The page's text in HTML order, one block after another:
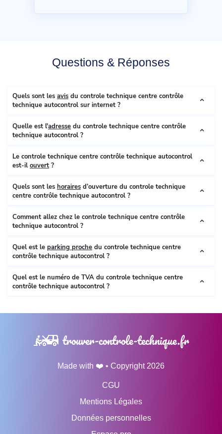
Questions & Réponses
Quels sont les avis du controle technique centre contrôle
technique autocontrol sur internet ?
Quelle est l'adresse du controle technique centre contrôle
technique autocontrol ?
Le controle technique centre contrôle technique autocontrol
est-il ouvert ?
Quels sont les horaires d’ouverture du controle technique
centre contrôle technique autocontrol ?
Comment allez chez le controle technique centre contrôle
technique autocontrol ?
Quel est le parking proche du controle technique centre
contrôle technique autocontrol ?
Quel est le numéro de TVA du controle technique centre
contrôle technique autocontrol ?
trouver-controle-technique.fr
Made with ❤️ • Copyright 2026
CGU
Mentions Légales
Données personnelles